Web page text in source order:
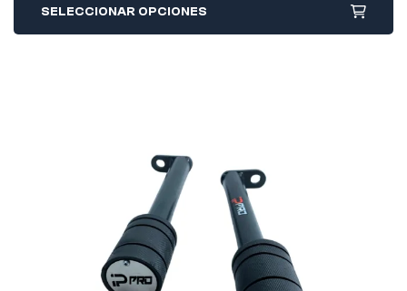
SELECCIONAR OPCIONES